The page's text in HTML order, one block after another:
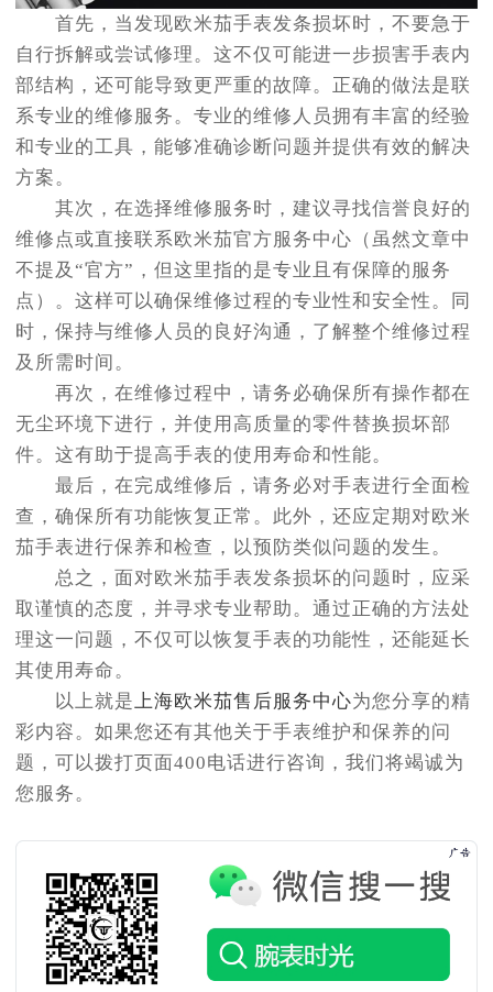
首先，当发现欧米茄手表发条损坏时，不要急于
自行拆解或尝试修理。这不仅可能进一步损害手表内
部结构，还可能导致更严重的故障。正确的做法是联
系专业的维修服务。专业的维修人员拥有丰富的经验
和专业的工具，能够准确诊断问题并提供有效的解决
方案。
其次，在选择维修服务时，建议寻找信誉良好的
维修点或直接联系欧米茄官方服务中心（虽然文章中
不提及“官方”，但这里指的是专业且有保障的服务
点）。这样可以确保维修过程的专业性和安全性。同
时，保持与维修人员的良好沟通，了解整个维修过程
及所需时间。
再次，在维修过程中，请务必确保所有操作都在
无尘环境下进行，并使用高质量的零件替换损坏部
件。这有助于提高手表的使用寿命和性能。
最后，在完成维修后，请务必对手表进行全面检
查，确保所有功能恢复正常。此外，还应定期对欧米
茄手表进行保养和检查，以预防类似问题的发生。
总之，面对欧米茄手表发条损坏的问题时，应采
取谨慎的态度，并寻求专业帮助。通过正确的方法处
理这一问题，不仅可以恢复手表的功能性，还能延长
其使用寿命。
以上就是上海欧米茄售后服务中心为您分享的精
彩内容。如果您还有其他关于手表维护和保养的问
题，可以拨打页面400电话进行咨询，我们将竭诚为
您服务。